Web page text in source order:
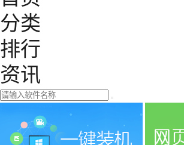
分类
排行
资讯